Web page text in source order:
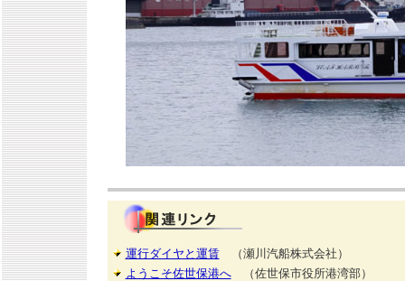
運行ダイヤと運賃（瀬川汽船株式会社）
ようこそ佐世保港へ（佐世保市役所港湾部）